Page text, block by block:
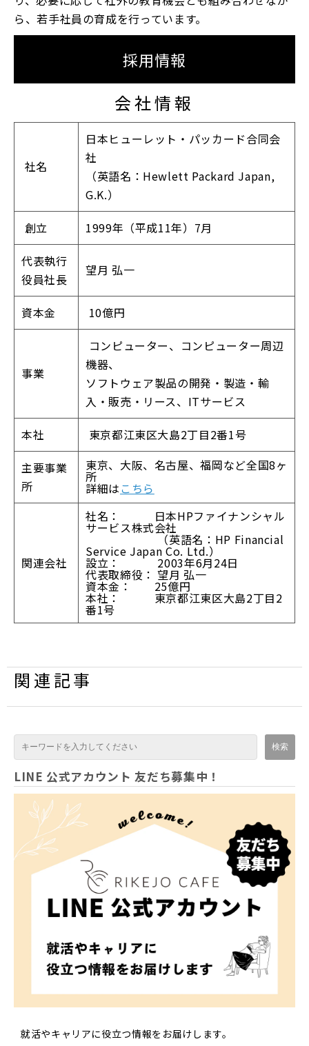
ら、若手社員の育成を行っています。
採用情報
会社情報
社名
日本ヒューレット・パッカード合同会
社
（英語名：Hewlett Packard Japan,
G.K.）
創立
1999年（平成11年）7月
代表執行
役員社長
望月 弘一
資本金 10億円
事業
コンピューター、コンピューター周辺
機器、
ソフトウェア製品の開発・製造・輸
入・販売・リース、ITサービス
本社
東京都江東区大島2丁目2番1号
主要事業
所
東京、大阪、名古屋、福岡など全国8ヶ
所
詳細は こちら
関連会社
社名： 日本HPファイナンシャル
サービス株式会社
（英語名：HP Financial
Service Japan Co. Ltd.）
設立： 2003年6月24日
代表取締役： 望月 弘一
資本金： 25億円
本社： 東京都江東区大島2丁目2
番1号
関連記事
LINE 公式アカウント 友だち募集中！
就活やキャリアに役立つ情報をお届けします。